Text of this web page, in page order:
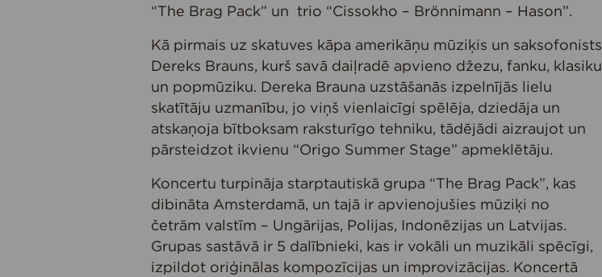
“The Brag Pack” un trio “Cissokho – Brönnimann – Hason”.
Kā pirmais uz skatuves kāpa amerikāņu mūziķis un saksofonists
Dereks Brauns, kurš savā daiļradē apvieno džezu, fanku, klasiku
un popmūziku. Dereka Brauna uzstāšanās izpelnījās lielu
skatītāju uzmanību, jo viņš vienlaicīgi spēlēja, dziedāja un
atskaņoja bītboksam raksturīgo tehniku, tādējādi aizraujot un
pārsteidzot ikvienu “Origo Summer Stage” apmeklētāju.
Koncertu turpināja starptautiskā grupa “The Brag Pack”, kas
dibināta Amsterdamā, un tajā ir apvienojušies mūziķi no
četrām valstīm – Ungārijas, Polijas, Indonēzijas un Latvijas.
Grupas sastāvā ir 5 dalībnieki, kas ir vokāli un muzikāli spēcīgi,
izpildot oriģinālas kompozīcijas un improvizācijas. Koncertā